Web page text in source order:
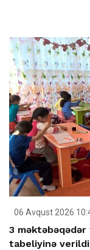
06 Avqust 2026
3
tabeliyinə verildi